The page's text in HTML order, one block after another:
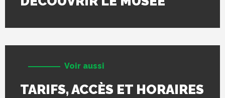
Voir aussi
TARIFS, ACCÈS ET HORAIRES